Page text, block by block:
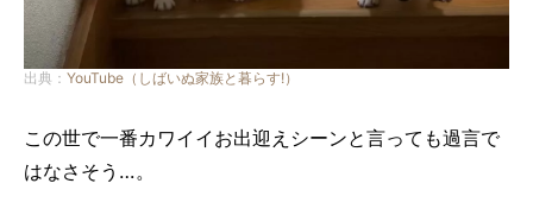
出典： YouTube（しばいぬ家族と暮らす!）
この世で一番カワイイお出迎えシーンと言っても過言で
はなさそう…。